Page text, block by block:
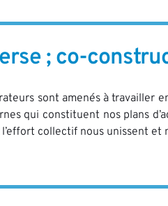
; co-
sont amenés à travailler
qui constituent nos plans
collectif nous unissent